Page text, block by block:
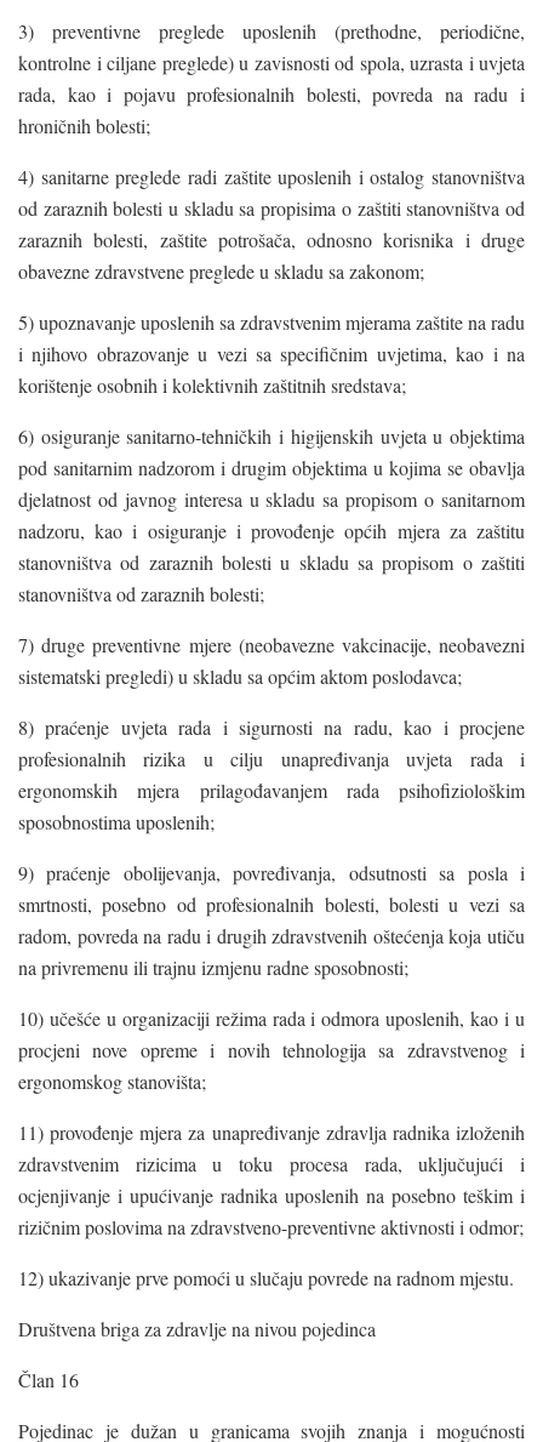
3) preventivne preglede uposlenih (prethodne, periodične,
kontrolne i ciljane preglede) u zavisnosti od spola, uzrasta i uvjeta
rada, kao i pojavu profesionalnih bolesti, povreda na radu i
hroničnih bolesti;
4) sanitarne preglede radi zaštite uposlenih i ostalog stanovništva
od zaraznih bolesti u skladu sa propisima o zaštiti stanovništva od
zaraznih bolesti, zaštite potrošača, odnosno korisnika i druge
obavezne zdravstvene preglede u skladu sa zakonom;
5) upoznavanje uposlenih sa zdravstvenim mjerama zaštite na radu
i njihovo obrazovanje u vezi sa specifičnim uvjetima, kao i na
korištenje osobnih i kolektivnih zaštitnih sredstava;
6) osiguranje sanitarno-tehničkih i higijenskih uvjeta u objektima
pod sanitarnim nadzorom i drugim objektima u kojima se obavlja
djelatnost od javnog interesa u skladu sa propisom o sanitarnom
nadzoru, kao i osiguranje i provođenje općih mjera za zaštitu
stanovništva od zaraznih bolesti u skladu sa propisom o zaštiti
stanovništva od zaraznih bolesti;
7) druge preventivne mjere (neobavezne vakcinacije, neobavezni
sistematski pregledi) u skladu sa općim aktom poslodavca;
8) praćenje uvjeta rada i sigurnosti na radu, kao i procjene
profesionalnih rizika u cilju unapređivanja uvjeta rada i
ergonomskih mjera prilagođavanjem rada psihofiziološkim
sposobnostima uposlenih;
9) praćenje obolijevanja, povređivanja, odsutnosti sa posla i
smrtnosti, posebno od profesionalnih bolesti, bolesti u vezi sa
radom, povreda na radu i drugih zdravstvenih oštećenja koja utiču
na privremenu ili trajnu izmjenu radne sposobnosti;
10) učešće u organizaciji režima rada i odmora uposlenih, kao i u
procjeni nove opreme i novih tehnologija sa zdravstvenog i
ergonomskog stanovišta;
11) provođenje mjera za unapređivanje zdravlja radnika izloženih
zdravstvenim rizicima u toku procesa rada, uključujući i
ocjenjivanje i upućivanje radnika uposlenih na posebno teškim i
rizičnim poslovima na zdravstveno-preventivne aktivnosti i odmor;
12) ukazivanje prve pomoći u slučaju povrede na radnom mjestu.
Društvena briga za zdravlje na nivou pojedinca
Član 16
Pojedinac je dužan u granicama svojih znanja i mogućnosti